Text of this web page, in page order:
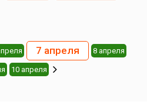
7 апреля 8 апреля
10 апреля